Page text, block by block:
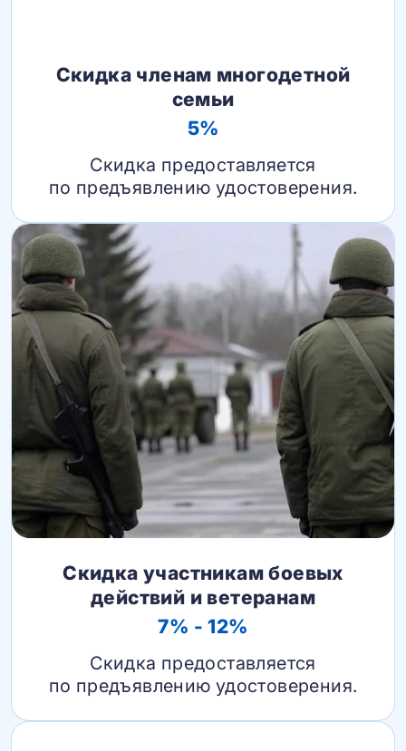
Скидка членам многодетной
семьи
5%
Скидка предоставляется
по предъявлению удостоверения.
Скидка участникам боевых
действий и ветеранам
7% - 12%
Скидка предоставляется
по предъявлению удостоверения.